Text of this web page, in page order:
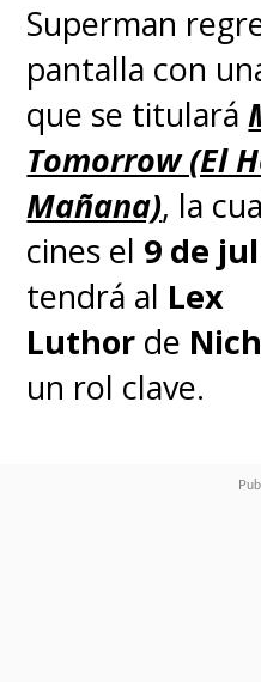
Superman
pantalla con
que se titulará
Tomorrow (El
Mañana), la
cines el 9 de
tendrá al Lex
Luthor de
un rol clave.